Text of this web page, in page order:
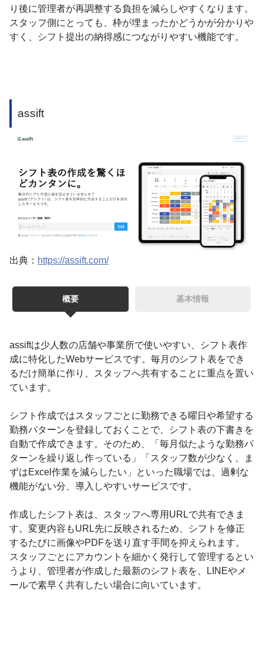
り後に管理者が再調整する負担を減らしやすくなります。
スタッフ側にとっても、枠が埋まったかどうかが分かりや
すく、シフト提出の納得感につながりやすい機能です。
assift
出典： https://assift.com/
概要 基本情報
assiftは少人数の店舗や事業所で使いやすい、シフト表作
成に特化したWebサービスです。毎月のシフト表をでき
るだけ簡単に作り、スタッフへ共有することに重点を置い
ています。
シフト作成ではスタッフごとに勤務できる曜日や希望する
勤務パターンを登録しておくことで、シフト表の下書きを
自動で作成できます。そのため、「毎月似たような勤務パ
ターンを繰り返し作っている」「スタッフ数が少なく、ま
ずはExcel作業を減らしたい」といった職場では、過剰な
機能がない分、導入しやすいサービスです。
作成したシフト表は、スタッフへ専用URLで共有できま
す。変更内容もURL先に反映されるため、シフトを修正
するたびに画像やPDFを送り直す手間を抑えられます。
スタッフごとにアカウントを細かく発行して管理するとい
うより、管理者が作成した最新のシフト表を、LINEやメ
ールで素早く共有したい場合に向いています。